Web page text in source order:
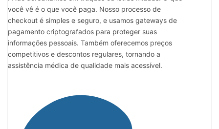
você vê é o que você paga. Nosso processo de
checkout é simples e seguro, e usamos gateways de
pagamento criptografados para proteger suas
informações pessoais. Também oferecemos preços
competitivos e descontos regulares, tornando a
assistência médica de qualidade mais acessível.